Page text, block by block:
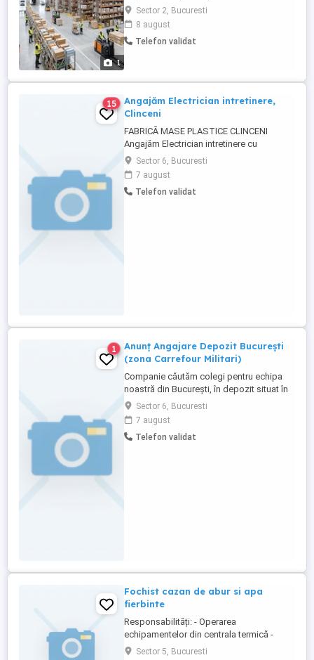
1
Operator Ambalare. Experiența anterioară
nu este obligatorie, deoarece oferim
instruire la locul de muncă. CE VEI FACE
CONCRET: Pregătești și ambalezi coletele
Sector 2, Bucuresti
8 august
Telefon validat
15
Angajăm Electrician intretinere,
Clinceni
FABRICĂ MASE PLASTICE CLINCENI
Angajăm Electrician intretinere cu
experiență minima in fabrica! Salariu:
3500-5000 lei net (în funcție de experiență)
program flexibil CERINȚE OBLIGATORII:
Experiență pe un post similar Cunostinte în
Sector 6, Bucuresti
7 august
Telefon validat
1
Anunț Angajare Depozit București
(zona Carrefour Militari)
Companie căutăm colegi pentru echipa
noastră din București, în depozit situat în
zona Carrefour Militari. Posturi disponibile:
4-5 Manipulanti marfa Responsabilități
principale: Manipularea produselor în
depozit Descărcarea containerelor
Sector 6, Bucuresti
7 august
Telefon validat
Fochist cazan de abur si apa
fierbinte
Responsabilități: - Operarea
echipamentelor din centrala termică -
cazan de abur si apa fierbinte; -
Sector 5, Bucuresti